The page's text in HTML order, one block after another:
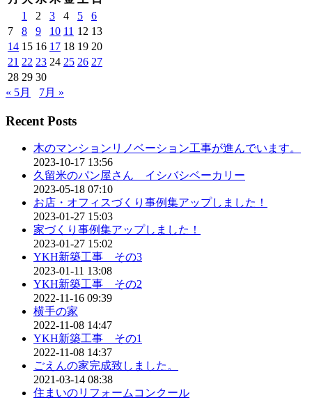
1
2 3 4 5
6
7
8 9 10 11 12 13
14 15 16 17 18 19 20
21 22 23 24 25 26 27
28 29 30
« 5月
7月 »
Recent Posts
木のマンションリノベーション工事が進んでいます。
2023-10-17 13:56
久留米のパン屋さん イシバシベーカリー
2023-05-18 07:10
お店・オフィスづくり事例集アップしました！
2023-01-27 15:03
家づくり事例集アップしました！
2023-01-27 15:02
YKH新築工事 その3
2023-01-11 13:08
YKH新築工事 その2
2022-11-16 09:39
横手の家
2022-11-08 14:47
YKH新築工事 その1
2022-11-08 14:37
ごえんの家完成致しました。
2021-03-14 08:38
住まいのリフォームコンクール